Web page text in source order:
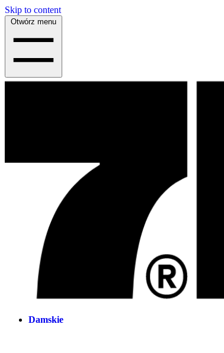
Skip to content
Otwórz menu
Damskie